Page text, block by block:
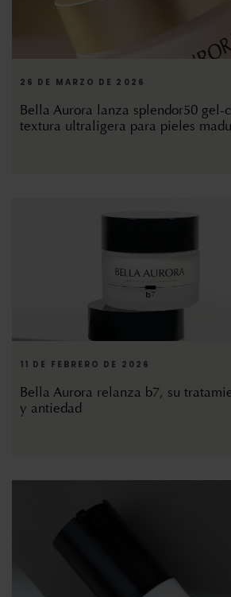
26 DE MARZO DE 2026
Bella Aurora lanza splendor50 gel-
textura ultraligera para pieles
11 DE FEBRERO DE 2026
Bella Aurora relanza b7, su
y antiedad